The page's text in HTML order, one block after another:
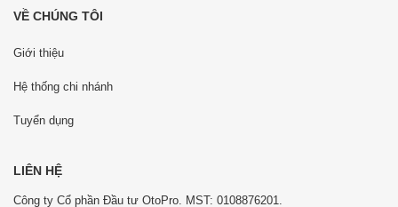
VỀ CHÚNG TÔI
Giới thiệu
Hệ thống chi nhánh
Tuyển dụng
LIÊN HỆ
Công ty Cổ phần Đầu tư OtoPro. MST: 0108876201.